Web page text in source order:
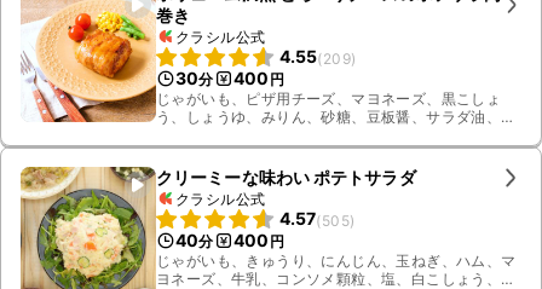
巻き
クラシル公式
4.55(209)
30分 400 円
じゃがいも、ピザ用チーズ、マヨネーズ、黒こしょ
う、しょうゆ、みりん、砂糖、豆板醤、サラダ油、豚
クリーミーな味わい ポテトサラダ
クラシル公式
4.57(505)
40分 400 円
じゃがいも、きゅうり、にんじん、玉ねぎ、ハム、マ
ヨネーズ、牛乳、コンソメ顆粒、塩、白こしょう、ベ